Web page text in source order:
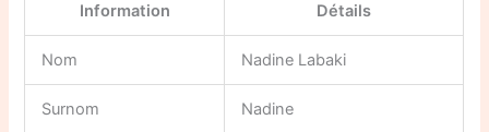
Information Détails
Nom Nadine Labaki
Surnom Nadine